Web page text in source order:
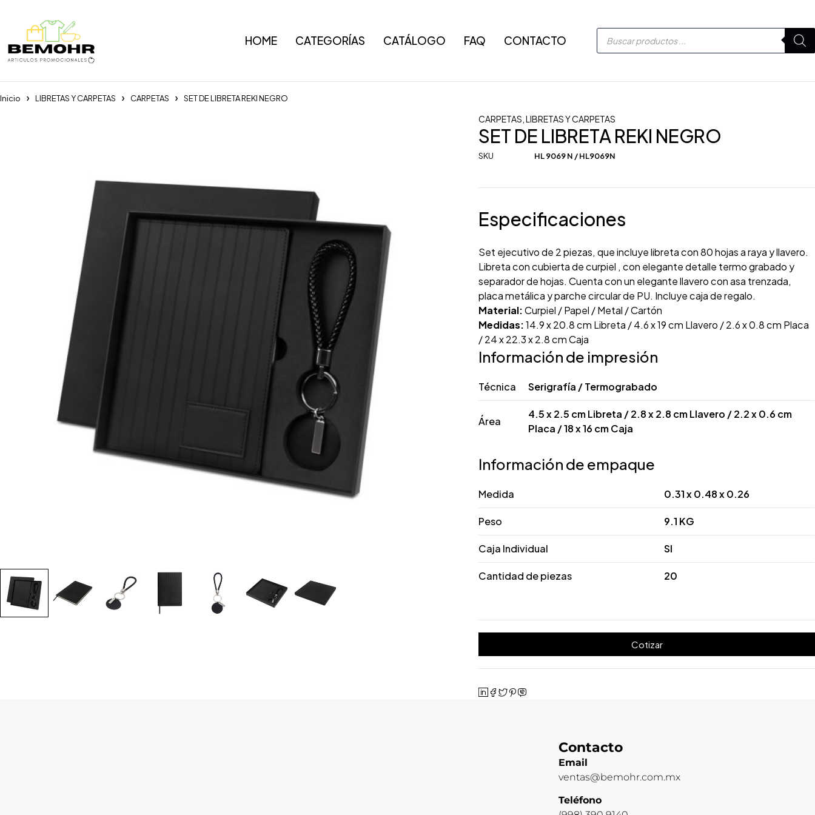
HOME CATEGORÍAS CATÁLOGO FAQ CONTACTO
Inicio LIBRETAS Y CARPETAS CARPETAS SET DE LIBRETA REKI NEGRO
CARPETAS ,LIBRETAS Y CARPETAS
SET DE LIBRETA REKI NEGRO
SKU HL 9069 N / HL9069N
Especificaciones
Set ejecutivo de 2 piezas, que incluye libreta con 80 hojas a raya y llavero.
Libreta con cubierta de curpiel , con elegante detalle termo grabado y
separador de hojas. Cuenta con un elegante llavero con asa trenzada,
placa metálica y parche circular de PU. Incluye caja de regalo.
Material:Curpiel / Papel / Metal / Cartón
Medidas:14.9 x 20.8 cm Libreta / 4.6 x 19 cm Llavero / 2.6 x 0.8 cm Placa
/ 24 x 22.3 x 2.8 cm Caja
Información de impresión
Técnica Serigrafía / Termograbado
Área
4.5 x 2.5 cm Libreta / 2.8 x 2.8 cm Llavero / 2.2 x 0.6 cm
Placa / 18 x 16 cm Caja
Información de empaque
Medida 0.31 x 0.48 x 0.26
Peso 9.1 KG
Caja Individual SI
Cantidad de piezas 20
Cotizar
Contacto
Email
ventas@bemohr.com.mx
Teléfono